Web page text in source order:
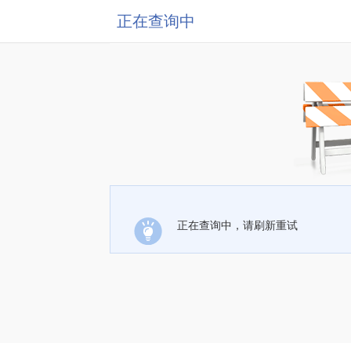
正在查询中
正在查询中，请刷新重试